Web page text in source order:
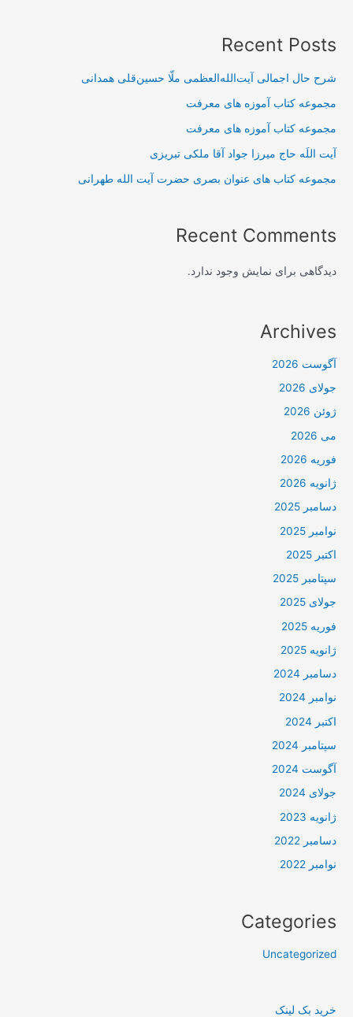
Recent Posts
شرح حال اجمالی آیت‌الله‌العظمی ملّا حسین‌قلی همدانی
مجموعه کتاب آموزه های معرفت
مجموعه کتاب آموزه های معرفت
آیت اللَه حاج میرزا جواد آقا ملکی تبریزی
مجموعه کتاب های عنوان بصری حضرت آیت الله طهرانی
Recent Comments
دیدگاهی برای نمایش وجود ندارد.
Archives
آگوست 2026
جولای 2026
ژوئن 2026
می 2026
فوریه 2026
ژانویه 2026
دسامبر 2025
نوامبر 2025
اکتبر 2025
سپتامبر 2025
جولای 2025
فوریه 2025
ژانویه 2025
دسامبر 2024
نوامبر 2024
اکتبر 2024
سپتامبر 2024
آگوست 2024
جولای 2024
ژانویه 2023
دسامبر 2022
نوامبر 2022
Categories
Uncategorized
خرید بک لینک